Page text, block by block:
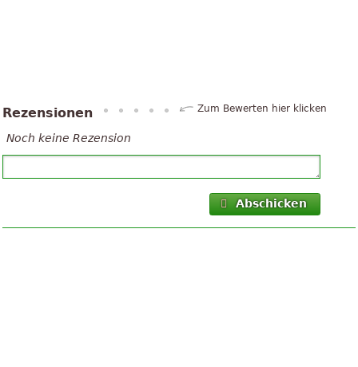
Rezensionen Zum Bewerten hier klicken
Noch keine Rezension
Abschicken